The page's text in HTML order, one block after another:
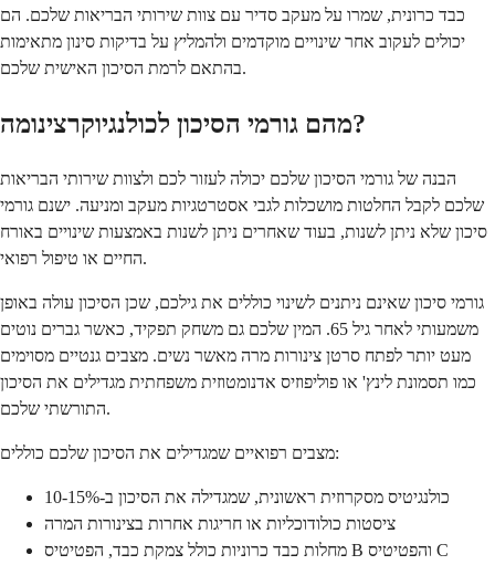
כבד כרונית, שמרו על מעקב סדיר עם צוות שירותי הבריאות שלכם. הם
יכולים לעקוב אחר שינויים מוקדמים ולהמליץ על בדיקות סינון מתאימות
בהתאם לרמת הסיכון האישית שלכם.
מהם גורמי הסיכון לכולנגיוקרצינומה?
הבנה של גורמי הסיכון שלכם יכולה לעזור לכם ולצוות שירותי הבריאות
שלכם לקבל החלטות מושכלות לגבי אסטרטגיות מעקב ומניעה. ישנם גורמי
סיכון שלא ניתן לשנות, בעוד שאחרים ניתן לשנות באמצעות שינויים באורח
החיים או טיפול רפואי.
גורמי סיכון שאינם ניתנים לשינוי כוללים את גילכם, שכן הסיכון עולה באופן
משמעותי לאחר גיל 65. המין שלכם גם משחק תפקיד, כאשר גברים נוטים
מעט יותר לפתח סרטן צינורות מרה מאשר נשים. מצבים גנטיים מסוימים
כמו תסמונת לינץ' או פוליפוזיס אדנומטוזית משפחתית מגדילים את הסיכון
התורשתי שלכם.
מצבים רפואיים שמגדילים את הסיכון שלכם כוללים:
כולנגיטיס מסקרוזית ראשונית, שמגדילה את הסיכון ב-10-15%
ציסטות כולודוכליות או חריגות אחרות בצינורות המרה
מחלות כבד כרוניות כולל צמקת כבד, הפטיטיס B והפטיטיס C